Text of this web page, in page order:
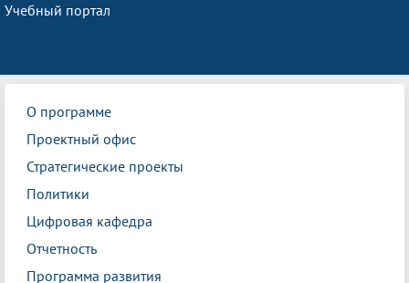
Учебный портал
О программе
Проектный офис
Стратегические проекты
Политики
Цифровая кафедра
Отчетность
Программа развития